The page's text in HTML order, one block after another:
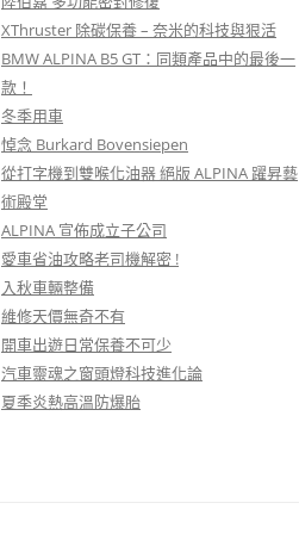
XThruster 除碳保養 – 奈米的科技與狠活
BMW ALPINA B5 GT：同類產品中的最後一
款！
冬季用車
悼念 Burkard Bovensiepen
從打字機到雙喉化油器 絕版 ALPINA 躍昇藝
術殿堂
ALPINA 宣佈成立子公司
愛車省油攻略老司機解密 !
入秋車輛整備
維修天價無奇不有
開車出遊日常保養不可少
汽車靈魂之窗頭燈科技進化論
夏季炎熱高溫防爆胎